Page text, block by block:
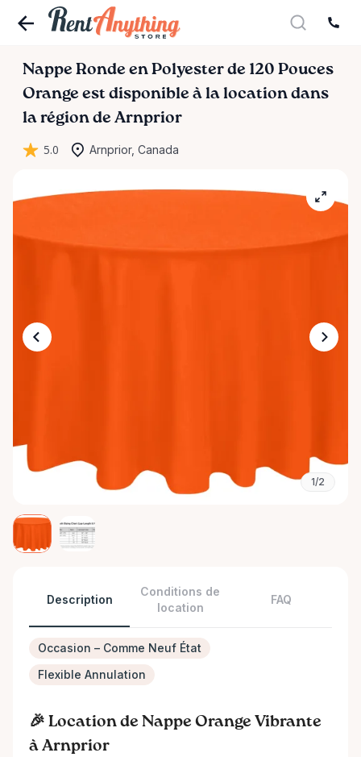
Nappe Ronde en Polyester de 120 Pouces
Orange est disponible à la location dans
la région de Arnprior
5.0 Arnprior, Canada
1/2
Description
Conditions de
location
FAQ
Occasion – Comme Neuf État
Flexible Annulation
🎉 Location de Nappe Orange Vibrante
à Arnprior